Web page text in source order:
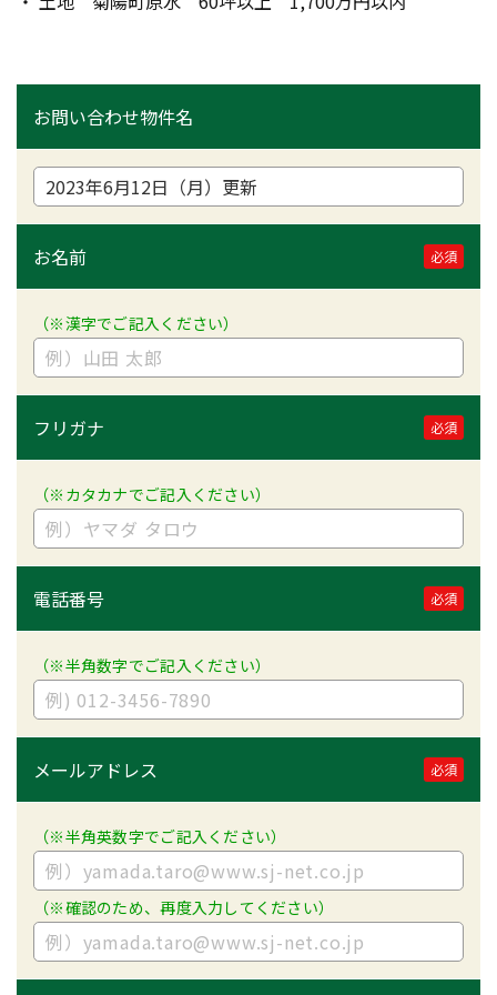
お問い合わせ物件名
お名前 必須
（※漢字でご記入ください）
フリガナ 必須
（※カタカナでご記入ください）
電話番号 必須
（※半角数字でご記入ください）
メールアドレス 必須
（※半角英数字でご記入ください）
（※確認のため、再度入力してください）